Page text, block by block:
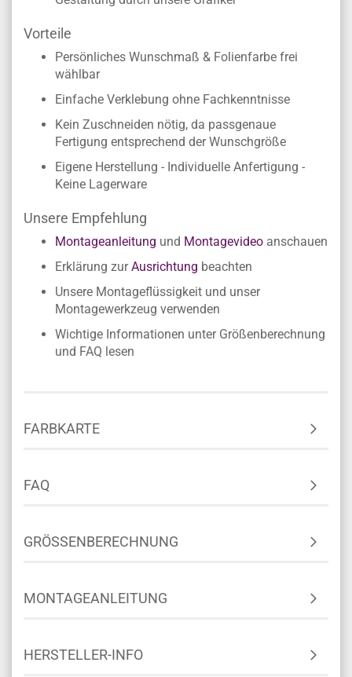
Vorteile
Persönliches Wunschmaß & Folienfarbe frei
wählbar
Einfache Verklebung ohne Fachkenntnisse
Kein Zuschneiden nötig, da passgenaue
Fertigung entsprechend der Wunschgröße
Eigene Herstellung - Individuelle Anfertigung -
Keine Lagerware
Unsere Empfehlung
Montageanleitung und Montagevideo anschauen
Erklärung zurAusrichtung beachten
Unsere Montageflüssigkeit und unser
Montagewerkzeug verwenden
Wichtige Informationen unter Größenberechnung
und FAQ lesen
FARBKARTE
FAQ
GRÖSSENBERECHNUNG
MONTAGEANLEITUNG
HERSTELLER-INFO